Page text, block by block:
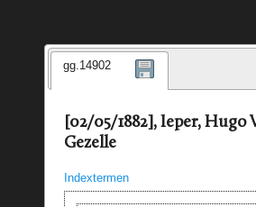
gg.14902
[02/05/1882], Ieper, Hugo
Gezelle
Indextermen